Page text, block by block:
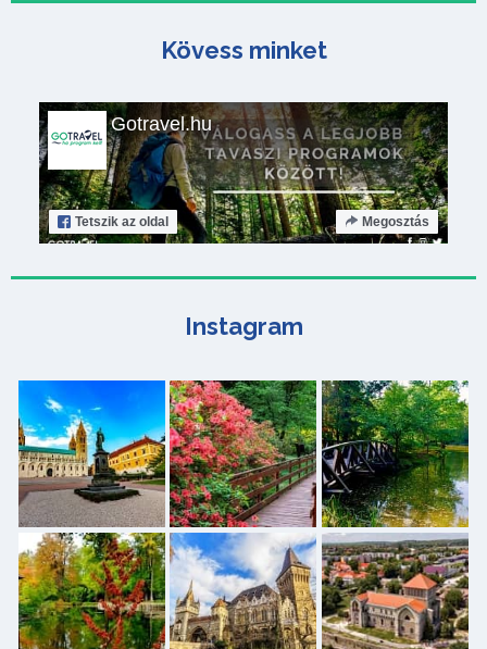
Kövess minket
Gotravel.hu
Tetszik az oldal Megosztás
Instagram